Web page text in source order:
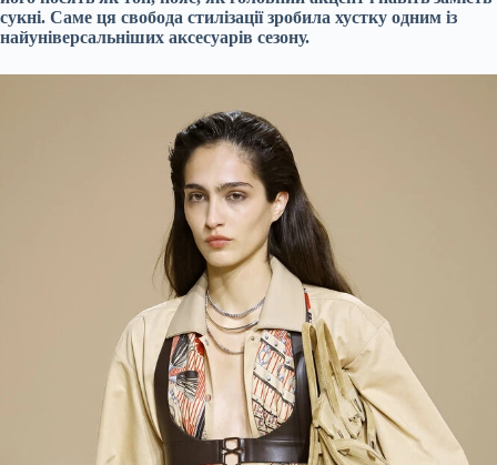
сукні. Саме ця свобода стилізації зробила хустку одним із
найуніверсальніших аксесуарів сезону.